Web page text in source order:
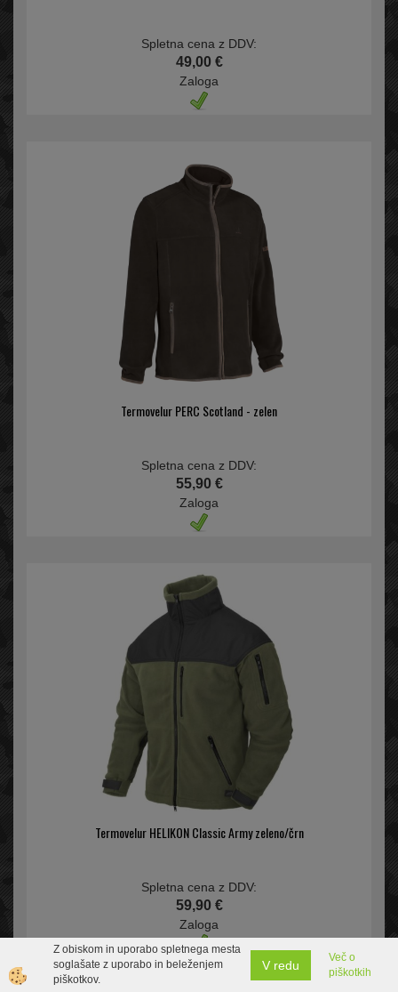
Spletna cena z DDV:
49,00 €
Zaloga
Termovelur PERC Scotland - zelen
Spletna cena z DDV:
55,90 €
Zaloga
Termovelur HELIKON Classic Army zeleno/črn
Spletna cena z DDV:
59,90 €
Zaloga
Z obiskom in uporabo spletnega mesta
soglašate z uporabo in beleženjem
piškotkov.
V redu
Več o
piškotkih